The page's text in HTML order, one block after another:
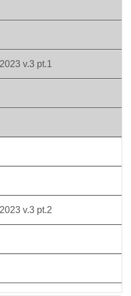
v.3 pt.1
v.3 pt.2